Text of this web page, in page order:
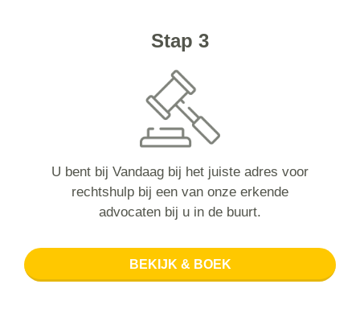
Stap 3
U bent bij Vandaag bij het juiste adres voor
rechtshulp bij een van onze erkende
advocaten bij u in de buurt.
BEKIJK & BOEK